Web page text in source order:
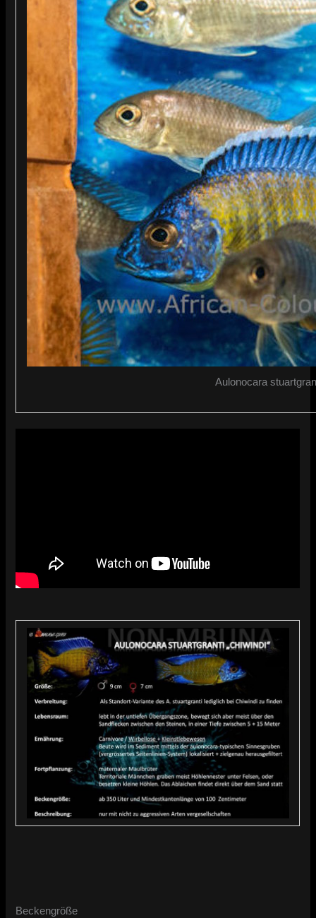
Aulonocara
Beckengröße